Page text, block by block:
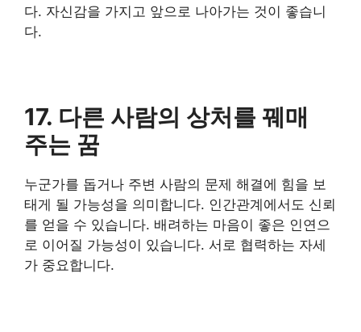
다. 자신감을 가지고 앞으로 나아가는 것이 좋습니
다.
17. 다른 사람의 상처를 꿰매
주는 꿈
누군가를 돕거나 주변 사람의 문제 해결에 힘을 보
태게 될 가능성을 의미합니다. 인간관계에서도 신뢰
를 얻을 수 있습니다. 배려하는 마음이 좋은 인연으
로 이어질 가능성이 있습니다. 서로 협력하는 자세
가 중요합니다.